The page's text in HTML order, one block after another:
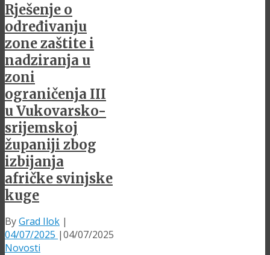
Rješenje o
određivanju
zone zaštite i
nadziranja u
zoni
ograničenja III
u Vukovarsko-
srijemskoj
županiji zbog
izbijanja
afričke svinjske
kuge
ByGrad Ilok |
04/07/2025 |04/07/2025
Novosti